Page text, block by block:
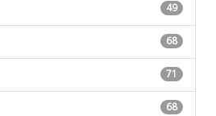
49
68
71
68